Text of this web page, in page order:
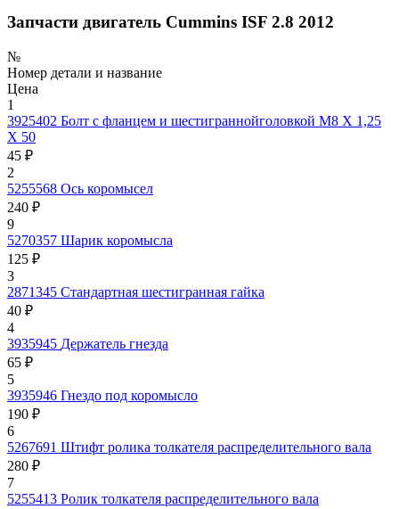
Запчасти двигатель Cummins ISF 2.8 2012
№
Номер детали и название
Цена
1
3925402 Болт с фланцем и шестиграннойголовкой M8 X 1,25
X 50
45 ₽
2
5255568 Ось коромысел
240 ₽
9
5270357 Шарик коромысла
125 ₽
3
2871345 Стандартная шестигранная гайка
40 ₽
4
3935945 Держатель гнезда
65 ₽
5
3935946 Гнездо под коромысло
190 ₽
6
5267691 Штифт ролика толкателя распределительного вала
280 ₽
7
5255413 Ролик толкателя распределительного вала